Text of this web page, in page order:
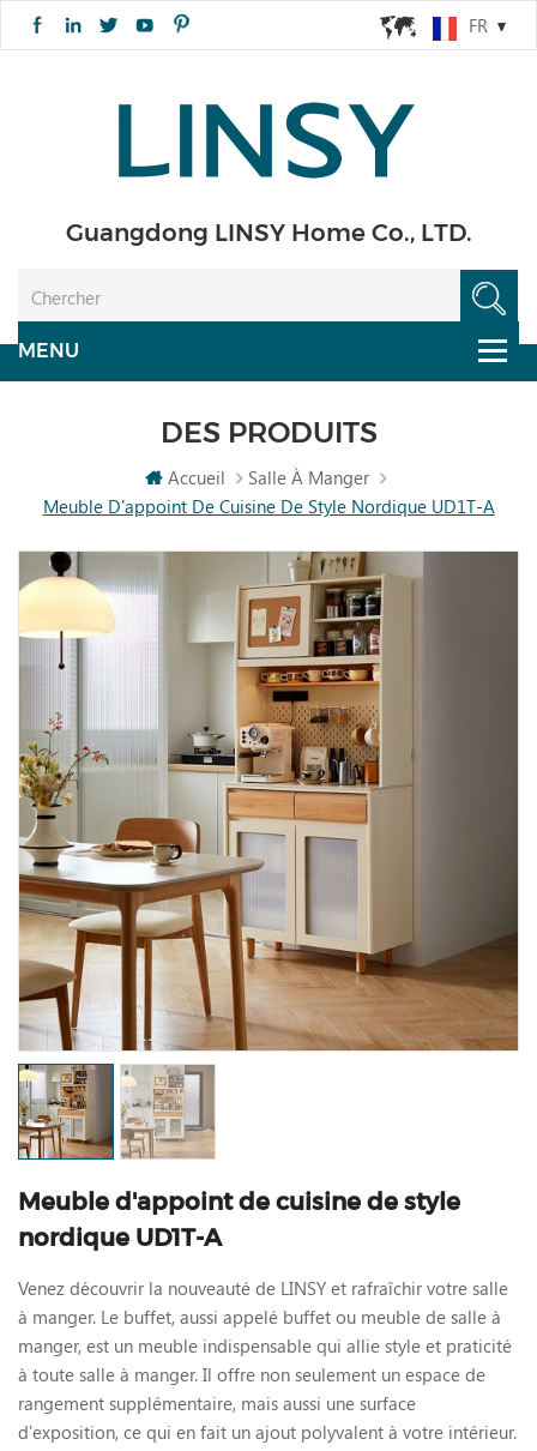
FR
Guangdong LINSY Home Co., LTD.
DES PRODUITS
Accueil
Salle À Manger
Meuble D'appoint De Cuisine De Style Nordique UD1T-A
Meuble d'appoint de cuisine de style
nordique UD1T-A
Venez découvrir la nouveauté de LINSY et rafraîchir votre salle
à manger. Le buffet, aussi appelé buffet ou meuble de salle à
manger, est un meuble indispensable qui allie style et praticité
à toute salle à manger. Il offre non seulement un espace de
rangement supplémentaire, mais aussi une surface
d'exposition, ce qui en fait un ajout polyvalent à votre intérieur.